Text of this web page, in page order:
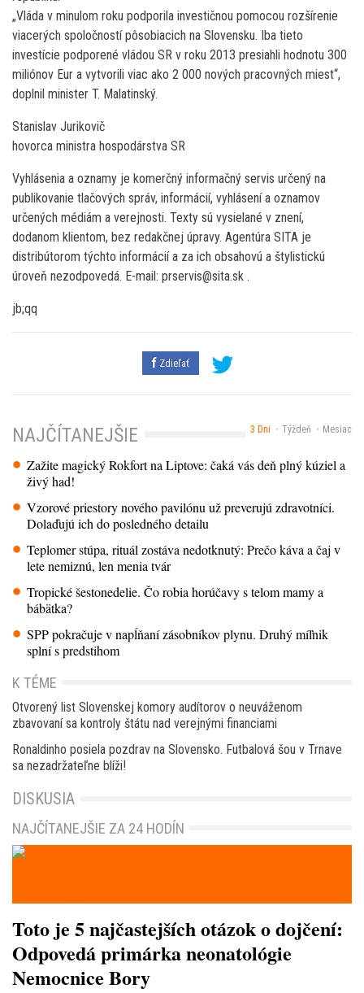
„Vláda v minulom roku podporila investičnou pomocou rozšírenie
viacerých spoločností pôsobiacich na Slovensku. Iba tieto
investície podporené vládou SR v roku 2013 presiahli hodnotu 300
miliónov Eur a vytvorili viac ako 2 000 nových pracovných miest“,
doplnil minister T. Malatinský.
Stanislav Jurikovič
hovorca ministra hospodárstva SR
Vyhlásenia a oznamy je komerčný informačný servis určený na
publikovanie tlačových správ, informácií, vyhlásení a oznamov
určených médiám a verejnosti. Texty sú vysielané v znení,
dodanom klientom, bez redakčnej úpravy. Agentúra SITA je
distribútorom týchto informácií a za ich obsahovú a štylistickú
úroveň nezodpovedá. E-mail: prservis@sita.sk .
jb;qq
Zdieľať
3 Dni Týždeň Mesiac
NAJČÍTANEJŠIE
Zažite magický Rokfort na Liptove: čaká vás deň plný kúziel a
živý had!
Vzorové priestory nového pavilónu už preverujú zdravotníci.
Dolaďujú ich do posledného detailu
Teplomer stúpa, rituál zostáva nedotknutý: Prečo káva a čaj v
lete nemiznú, len menia tvár
Tropické šestonedelie. Čo robia horúčavy s telom mamy a
bábätka?
SPP pokračuje v napĺňaní zásobníkov plynu. Druhý míľnik
splní s predstihom
K TÉME
Otvorený list Slovenskej komory audítorov o neuváženom
zbavovaní sa kontroly štátu nad verejnými financiami
Ronaldinho posiela pozdrav na Slovensko. Futbalová šou v Trnave
sa nezadržateľne blíži!
DISKUSIA
NAJČÍTANEJŠIE ZA 24 HODÍN
Toto je 5 najčastejších otázok o dojčení:
Odpovedá primárka neonatológie
Nemocnice Bory